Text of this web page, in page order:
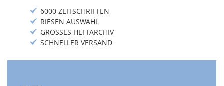
6000 ZEITSCHRIFTEN
RIESEN AUSWAHL
GROSSES HEFTARCHIV
SCHNELLER VERSAND